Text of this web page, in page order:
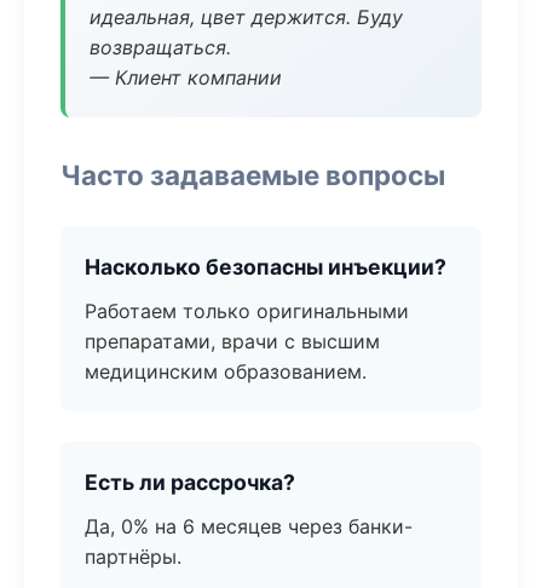
идеальная, цвет держится. Буду
возвращаться.
— Клиент компании
Часто задаваемые вопросы
Насколько безопасны инъекции?
Работаем только оригинальными
препаратами, врачи с высшим
медицинским образованием.
Есть ли рассрочка?
Да, 0% на 6 месяцев через банки-
партнёры.